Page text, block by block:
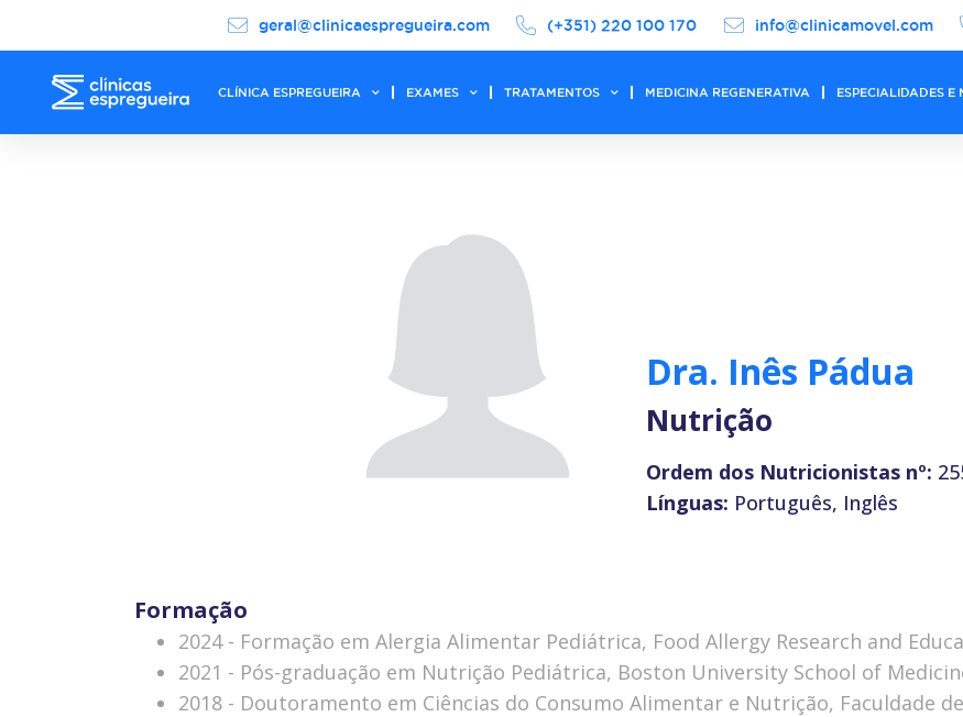
geral@clinicaespregueira.com (+351) 220 100 170 info@clinicamovel.com
CLÍNICA ESPREGUEIRA EXAMES TRATAMENTOS MEDICINA REGENERATIVA ESPECIALIDADES E
Dra. Inês Pádua
Nutrição
Ordem dos Nutricionistas nº:
Línguas: Português, Inglês
Formação
2024 - Formação em Alergia Alimentar Pediátrica, Food Allergy Research and
2021 - Pós-graduação em Nutrição Pediátrica, Boston University School of
2018 - Doutoramento em Ciências do Consumo Alimentar e Nutrição, Faculdade